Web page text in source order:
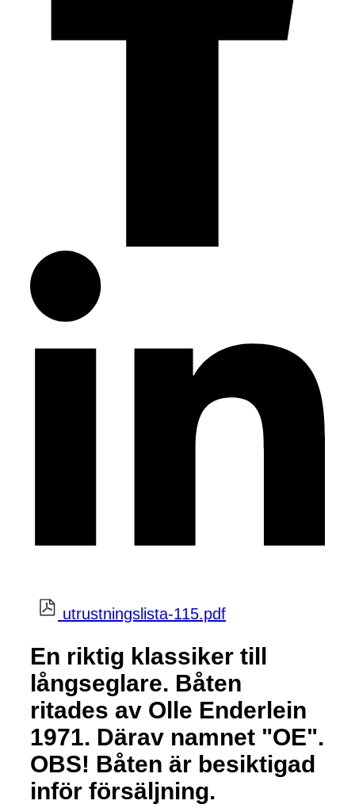
utrustningslista-115.pdf
En riktig klassiker till
långseglare. Båten
ritades av Olle Enderlein
1971. Därav namnet "OE".
OBS! Båten är besiktigad
inför försäljning.